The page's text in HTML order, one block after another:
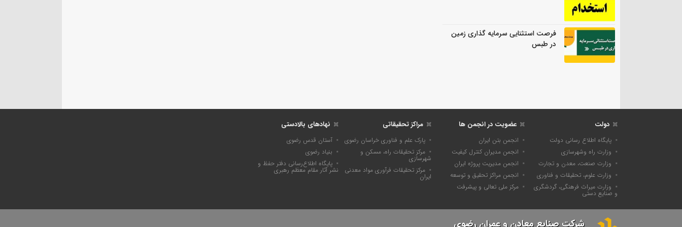
فرصت استثنایی سرمایه گذاری زمین
در طبس
دولت
پایگاه اطلاع رسانی دولت
وزارت راه وشهرسازی
وزارت صنعت، معدن و تجارت
وزارت علوم، تحقیقات و فناوری
وزارت میراث فرهنگی، گردشگری
و صنایع دستی
عضویت در انجمن ها
انجمن بتن ایران
انجمن مدیران کنترل کیفیت
انجمن مدیریت پروژه ایران
انجمن مراکز تحقیق و توسعه
مرکز ملی تعالی و پیشرفت
مراکز تحقیقاتی
پارک علم و فناوری خراسان رضوی
مرکز تحقیقات راه، مسکن و
شهرسازی
مرکز تحقیقات فرآوری مواد معدنی
ایران
نهادهای بالادستی
آستان قدس رضوی
بنیاد رضوی
پايگاه اطلاع‌رسانی دفتر حفظ و
نشر آثار مقام معظم رهبری
شرکت صنایع معادن و عمران رضوی